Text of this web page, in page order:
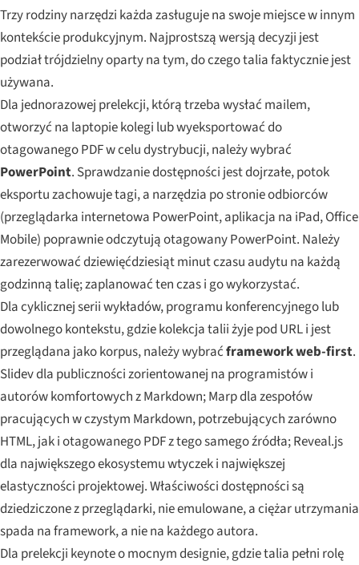
Trzy rodziny narzędzi każda zasługuje na swoje miejsce w innym
kontekście produkcyjnym. Najprostszą wersją decyzji jest
podział trójdzielny oparty na tym, do czego talia faktycznie jest
używana.
Dla jednorazowej prelekcji, którą trzeba wysłać mailem,
otworzyć na laptopie kolegi lub wyeksportować do
otagowanego PDF w celu dystrybucji, należy wybrać
PowerPoint. Sprawdzanie dostępności jest dojrzałe, potok
eksportu zachowuje tagi, a narzędzia po stronie odbiorców
(przeglądarka internetowa PowerPoint, aplikacja na iPad, Office
Mobile) poprawnie odczytują otagowany PowerPoint. Należy
zarezerwować dziewięćdziesiąt minut czasu audytu na każdą
godzinną talię; zaplanować ten czas i go wykorzystać.
Dla cyklicznej serii wykładów, programu konferencyjnego lub
dowolnego kontekstu, gdzie kolekcja talii żyje pod URL i jest
przeglądana jako korpus, należy wybraćframework web-first.
Slidev dla publiczności zorientowanej na programistów i
autorów komfortowych z Markdown; Marp dla zespołów
pracujących w czystym Markdown, potrzebujących zarówno
HTML, jak i otagowanego PDF z tego samego źródła; Reveal.js
dla największego ekosystemu wtyczek i największej
elastyczności projektowej. Właściwości dostępności są
dziedziczone z przeglądarki, nie emulowane, a ciężar utrzymania
spada na framework, a nie na każdego autora.
Dla prelekcji keynote o mocnym designie, gdzie talia pełni rolę